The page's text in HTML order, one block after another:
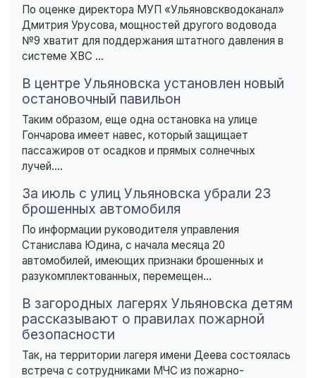
По оценке директора МУП «Ульяновскводоканал»
Дмитрия Урусова, мощностей другого водовода
№9 хватит для поддержания штатного давления в
системе ХВС ...
В центре Ульяновска установлен новый
остановочный павильон
Таким образом, еще одна остановка на улице
Гончарова имеет навес, который защищает
пассажиров от осадков и прямых солнечных
лучей....
За июль с улиц Ульяновска убрали 23
брошенных автомобиля
По информации руководителя управления
Станислава Юдина, с начала месяца 20
автомобилей, имеющих признаки брошенных и
разукомплектованных, перемещен...
В загородных лагерях Ульяновска детям
рассказывают о правилах пожарной
безопасности
Так, на территории лагеря имени Деева состоялась
встреча с сотрудниками МЧС из пожарно-